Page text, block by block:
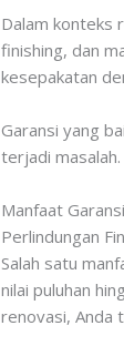
Dalam konteks
finishing, dan
kesepakatan
Garansi yang
terjadi
Manfaat
Perlindungan
Salah satu
nilai puluhan
renovasi, Anda